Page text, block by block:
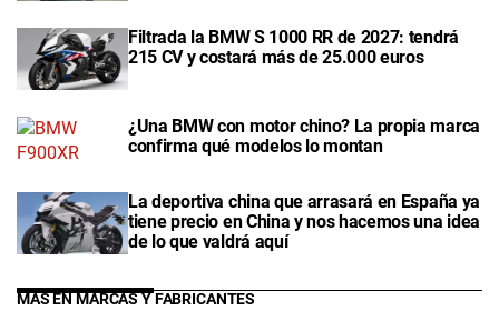
Filtrada la BMW S 1000 RR de 2027: tendrá
215 CV y costará más de 25.000 euros
¿Una BMW con motor chino? La propia marca
confirma qué modelos lo montan
La deportiva china que arrasará en España ya
tiene precio en China y nos hacemos una idea
de lo que valdrá aquí
MÁS EN MARCAS Y FABRICANTES